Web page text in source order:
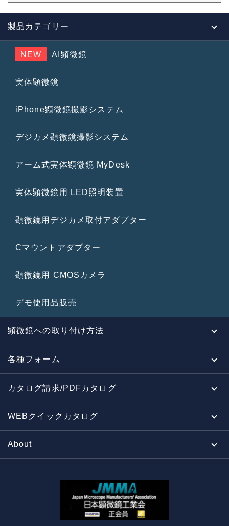
製品カテゴリー
NEW AI顕微鏡
実体顕微鏡
iPhone顕微鏡撮影システム
デジカメ顕微鏡撮影システム
アーム式実体顕微鏡 MyDesk
実体顕微鏡用 LED照明装置
顕微鏡用デジカメ取付アダプター
Cマウントアダプター
顕微鏡用 CMOSカメラ
デモ使用品販売
顕微鏡への取り付け方法
各種フォーム
カタログ請求/PDFカタログ
WEBクイックカタログ
About